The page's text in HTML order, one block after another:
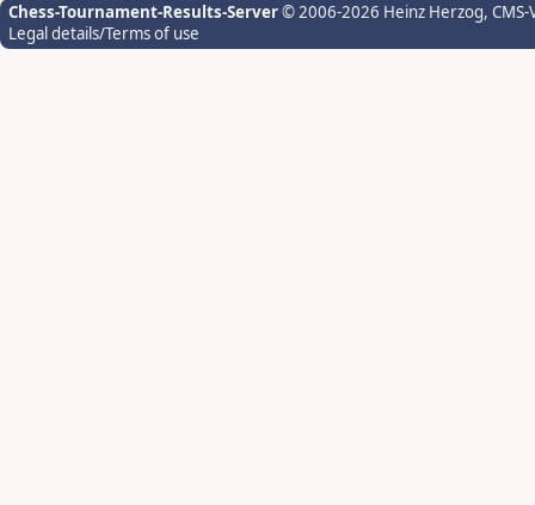
Chess-Tournament-Results-Server© 2006-2026 Heinz Herzog,
Legal details/Terms of use